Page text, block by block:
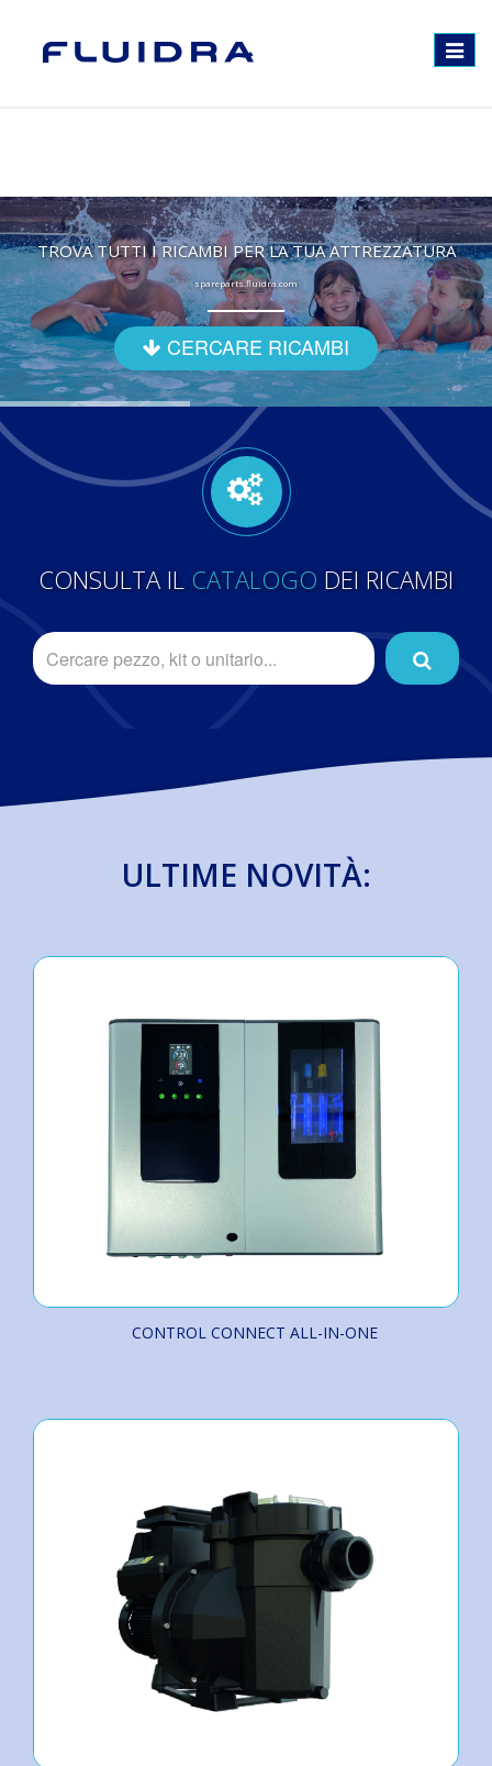
Toggle
TROVA TUTTI I RICAMBI PER LA TUA ATTREZZATURA
spareparts.fluidra.com
CERCARE RICAMBI
CONSULTA IL CATALOGO DEI RICAMBI
ULTIME NOVITÀ:
CONTROL CONNECT ALL-IN-ONE